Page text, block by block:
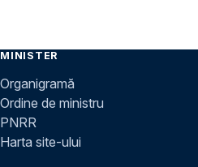
MINISTER
Organigramă
Ordine de ministru
PNRR
Harta site-ului